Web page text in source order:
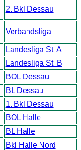
2. Bkl Dessau
Verbandsliga
Landesliga St. A
Landesliga St. B
BOL Dessau
BL Dessau
1. Bkl Dessau
BOL Halle
BL Halle
Bkl Halle Nord